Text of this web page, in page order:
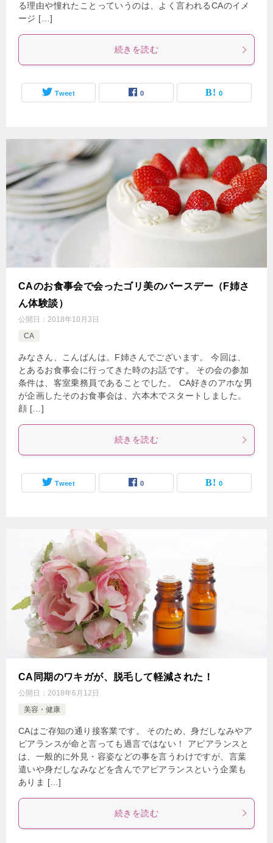
る理由や憧れたことっていうのは、よく言われるCAのイメ
ージ […]
続きを読む
Tweet 0 0
CAのお食事会で会ったゴリ美のバースデー（F姉さ
ん体験談）
公開日： 2018年10月3日
CA
みなさん、こんばんは。F姉さんでございます。 今回は、
とあるお食事会に行ってきた時のお話です。 その会の参加
条件は、客室乗務員であることでした。 CA好きのアホな男
が企画したそのお食事会は、六本木でスタートしました。
顔 […]
続きを読む
Tweet 0 0
CA同期のワキガが、脱毛して軽減された！
公開日： 2018年6月12日
美容・健康
CAはご存知の通り接客業です。 そのため、身だしなみやア
ピアランスが命と言っても過言ではない！ アピアランスと
は、一般的に外見・容姿などの事を言うわけですが、言葉
遣いや身だしなみなどを含んでアピアランスという企業も
ありま […]
続きを読む